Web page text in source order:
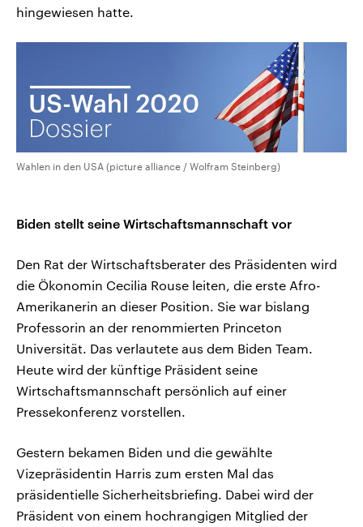
hingewiesen hatte.
Wahlen in den USA (picture alliance / Wolfram Steinberg)
Biden stellt seine Wirtschaftsmannschaft vor
Den Rat der Wirtschaftsberater des Präsidenten wird
die Ökonomin Cecilia Rouse leiten, die erste Afro-
Amerikanerin an dieser Position. Sie war bislang
Professorin an der renommierten Princeton
Universität. Das verlautete aus dem Biden Team.
Heute wird der künftige Präsident seine
Wirtschaftsmannschaft persönlich auf einer
Pressekonferenz vorstellen.
Gestern bekamen Biden und die gewählte
Vizepräsidentin Harris zum ersten Mal das
präsidentielle Sicherheitsbriefing. Dabei wird der
Präsident von einem hochrangigen Mitglied der